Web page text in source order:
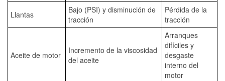
Llantas
Bajo (PSI) y disminución de
tracción
Pérdida de la
tracción
Aceite de motor
Incremento de la viscosidad
del aceite
Arranques
difíciles y
desgaste
interno del
motor